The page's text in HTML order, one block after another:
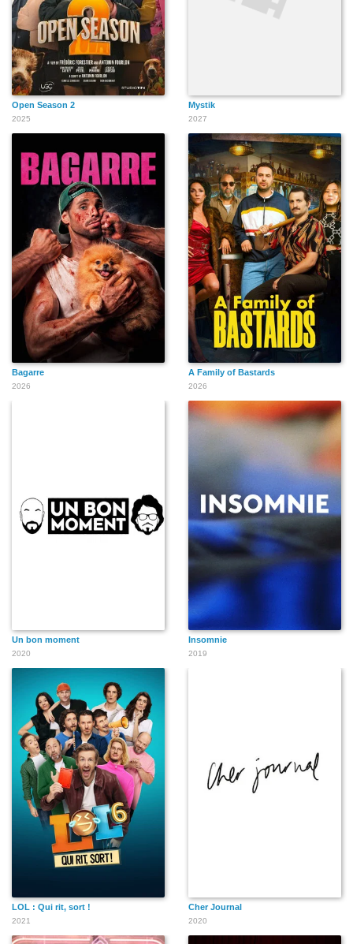
Open Season 2
2025
Mystik
2027
Bagarre
2026
A Family of Bastards
2026
Un bon moment
2020
Insomnie
2019
LOL : Qui rit, sort !
2021
Cher Journal
2020